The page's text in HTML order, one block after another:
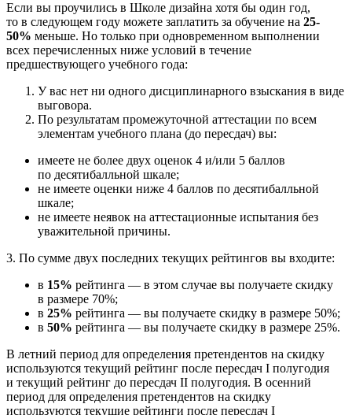
Если вы проучились в Школе дизайна хотя бы один год,
то в следующем году можете заплатить за обучение на 25-
50% меньше. Но только при одновременном выполнении
всех перечисленных ниже условий в течение
предшествующего учебного года:
У вас нет ни одного дисциплинарного взыскания в виде
выговора.
По результатам промежуточной аттестации по всем
элементам учебного плана (до пересдач) вы:
имеете не более двух оценок 4 и/или 5 баллов
по десятибалльной шкале;
не имеете оценки ниже 4 баллов по десятибалльной
шкале;
не имеете неявок на аттестационные испытания без
уважительной причины.
3. По сумме двух последних текущих рейтингов вы входите:
в 15% рейтинга — в этом случае вы получаете скидку
в размере 70%;
в 25% рейтинга — вы получаете скидку в размере 50%;
в 50% рейтинга — вы получаете скидку в размере 25%.
В летний период для определения претендентов на скидку
используются текущий рейтинг после пересдач I полугодия
и текущий рейтинг до пересдач II полугодия. В осенний
период для определения претендентов на скидку
используются текущие рейтинги после пересдач I